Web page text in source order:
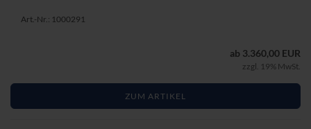
Art.-Nr.: 1000291
ab 3.360,00 EUR
zzgl. 19% MwSt.
ZUM ARTIKEL